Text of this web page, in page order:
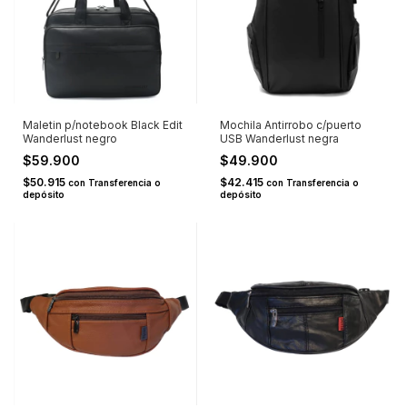
Maletin p/notebook Black Edit
Wanderlust negro
$59.900
$50.915 con Transferencia o
depósito
Mochila Antirrobo c/puerto
USB Wanderlust negra
$49.900
$42.415 con Transferencia o
depósito